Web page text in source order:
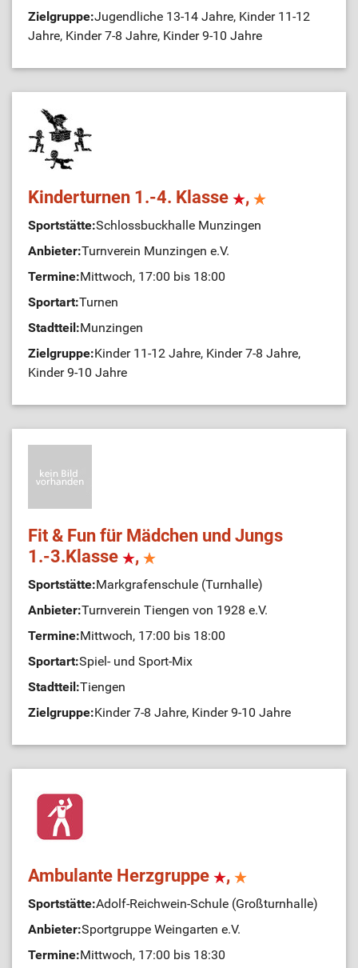
Zielgruppe:Jugendliche 13-14 Jahre, Kinder 11-12
Jahre, Kinder 7-8 Jahre, Kinder 9-10 Jahre
Kinderturnen 1.-4. Klasse ,
Sportstätte:Schlossbuckhalle Munzingen
Anbieter:Turnverein Munzingen e.V.
Termine:Mittwoch, 17:00 bis 18:00
Sportart:Turnen
Stadtteil:Munzingen
Zielgruppe:Kinder 11-12 Jahre, Kinder 7-8 Jahre,
Kinder 9-10 Jahre
Fit & Fun für Mädchen und Jungs
1.-3.Klasse
,
Sportstätte:Markgrafenschule (Turnhalle)
Anbieter:Turnverein Tiengen von 1928 e.V.
Termine:Mittwoch, 17:00 bis 18:00
Sportart:Spiel- und Sport-Mix
Stadtteil:Tiengen
Zielgruppe:Kinder 7-8 Jahre, Kinder 9-10 Jahre
Ambulante Herzgruppe ,
Sportstätte:Adolf-Reichwein-Schule (Großturnhalle)
Anbieter:Sportgruppe Weingarten e.V.
Termine:Mittwoch, 17:00 bis 18:30